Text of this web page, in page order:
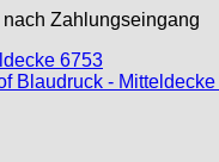
nach Zahlungseingang